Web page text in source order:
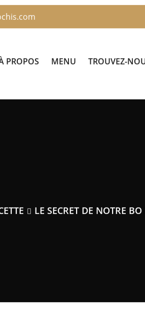
PROPOS MENU TROUVEZ-
LE SECRET DE NOTRE